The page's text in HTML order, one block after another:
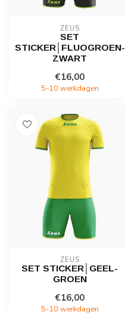
ZEUS
SET
STICKER│FLUOGROEN-
ZWART
€16,00
5-10 werkdagen
ZEUS
SET STICKER│GEEL-
GROEN
€16,00
5-10 werkdagen